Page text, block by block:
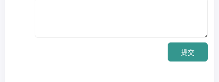
提交